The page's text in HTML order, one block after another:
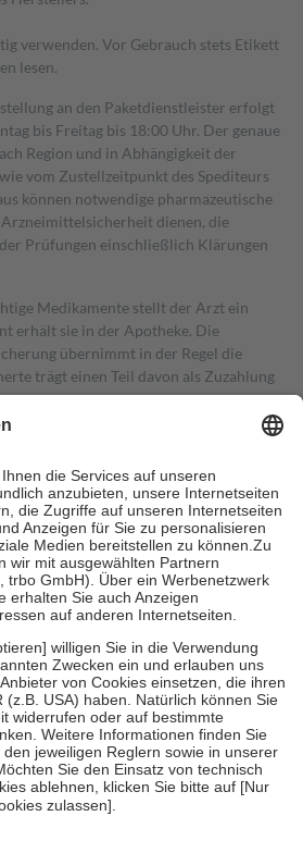
verwenden. Vor Gebrauch stets Etikett
lesen.
an den Paketdienstleister erfolgt
bis Freitag bis 18:00 Uhr. Der genaue
Region und in Abhängigkeit der
vom Zustellzeitpunkt des Spediteurs
können notwendige pharmazeutische
dienen, die
Prüfungen einschließlich Klärungen
Medikamente stellt der Arzt ein
erhält sie in der Apotheke. Die
übernimmt in der Regel die
trägt einen Teil davon als Zuzahlung
Zuzahlungen in Höhe von zehn
sind jedoch nie mehr als die tatsächlichen
auch für Online-Apotheken.
Krankenpflege beträgt die
Kosten sowie zehn Euro je
für ihre eigene Gesundheit zu
Stellung der Familie zu unterstützen,
an bei:
bis zum vollendeten 18. Lebensjahr
und Früherkennung, die von der